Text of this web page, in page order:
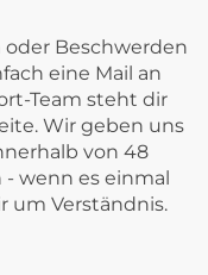
Beschwerden
eine Mail an
Team steht dir
Wir geben uns
von 48
wenn es einmal
um Verständnis.